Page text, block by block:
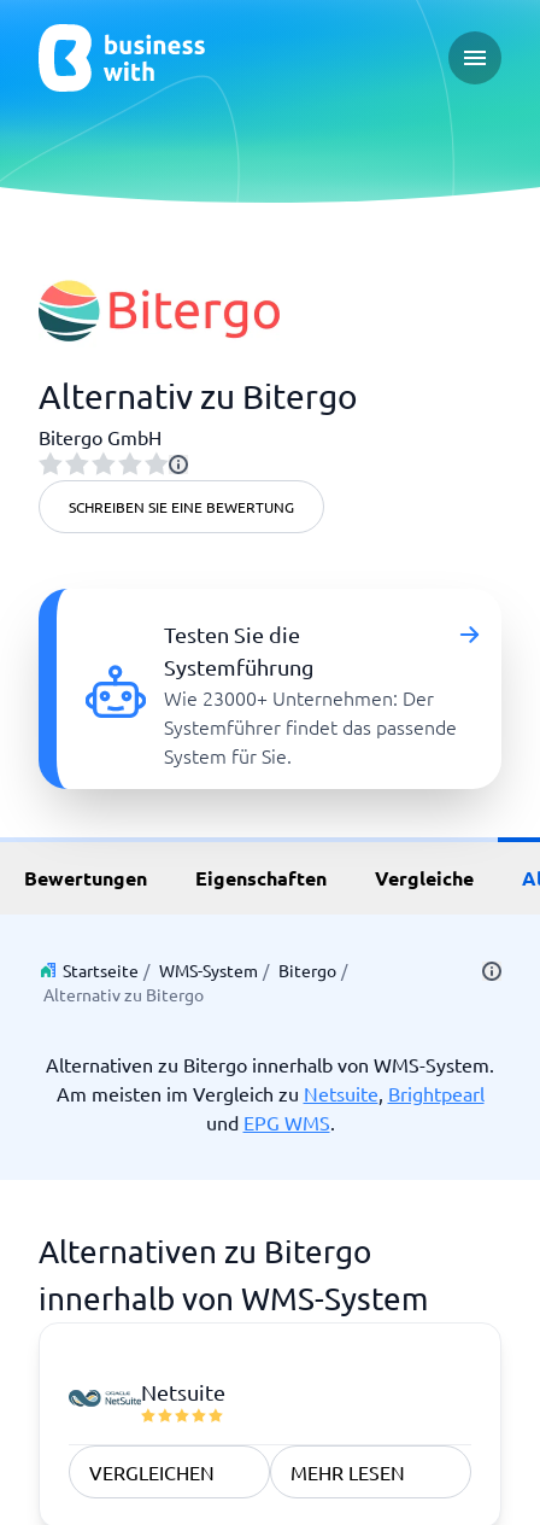
Open
Alternativ zu Bitergo
Bitergo GmbH
SCHREIBEN SIE EINE BEWERTUNG
Testen Sie die
Systemführung
Wie 23000+ Unternehmen: Der
Systemführer findet das passende
System für Sie.
Bewertungen Eigenschaften Vergleiche
Startseite / WMS-System / Bitergo /
Alternativ zu Bitergo
Alternativen zu Bitergo innerhalb von WMS-System.
Am meisten im Vergleich zu Netsuite, Brightpearl
und EPG WMS.
Alternativen zu Bitergo
innerhalb von WMS-System
Netsuite
VERGLEICHEN MEHR LESEN